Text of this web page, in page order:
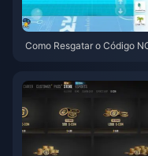
Como Resgatar o Código